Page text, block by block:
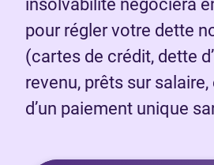
insolvabilité négociera
pour régler votre dette
(cartes de crédit, dette
revenu, prêts sur
d’un paiement unique